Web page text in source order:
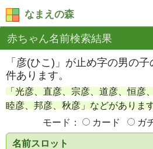
なまえの森
赤ちゃん名前検索結果
「彦(ひこ)」が止め字の男の
件あります。
「光彦、直彦、宗彦、道彦、恒彦
睦彦、邦彦、秋彦」などがあります
モード：
カード ガ
名前スロット